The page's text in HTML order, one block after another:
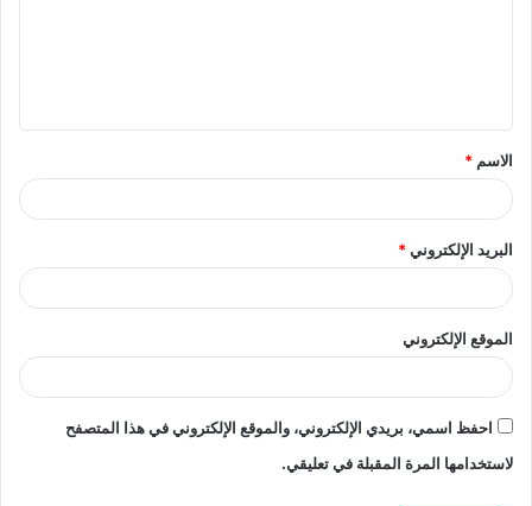
ق
*
الاسم *
البريد الإلكتروني*
الموقع الإلكتروني
احفظ اسمي، بريدي الإلكتروني، والموقع الإلكتروني في هذا المتصفح
لاستخدامها المرة المقبلة في تعليقي.